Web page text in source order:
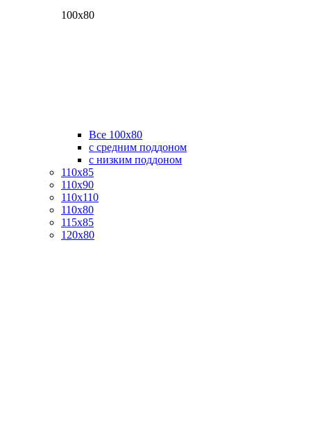
100х80
Все 100х80
с средним поддоном
с низким поддоном
110х85
110х90
110х110
110х80
115х85
120х80